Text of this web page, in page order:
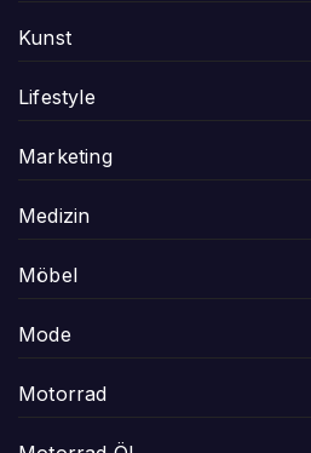
Kunst
Lifestyle
Marketing
Medizin
Möbel
Mode
Motorrad